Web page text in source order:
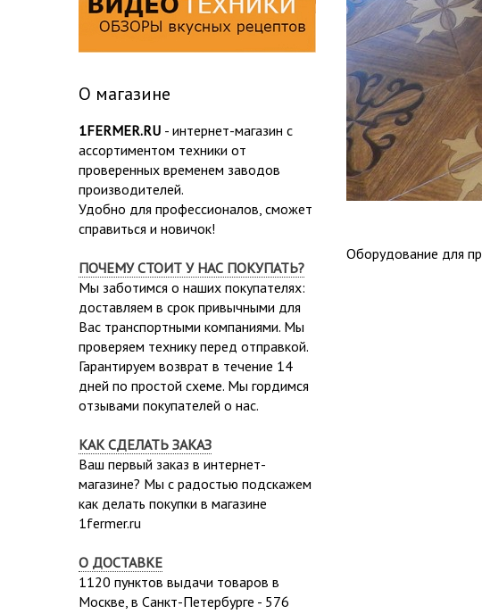
О магазине
1FERMER.RU - интернет-магазин с
ассортиментом техники от
проверенных временем заводов
производителей.
Удобно для профессионалов, сможет
справиться и новичок!
ПОЧЕМУ СТОИТ У НАС ПОКУПАТЬ?
Мы заботимся о наших покупателях:
доставляем в срок привычными для
Вас транспортными компаниями. Мы
проверяем технику перед отправкой.
Гарантируем возврат в течение 14
дней по простой схеме. Мы гордимся
отзывами покупателей о нас.
КАК СДЕЛАТЬ ЗАКАЗ
Ваш первый заказ в интернет-
магазине? Мы с радостью подскажем
как делать покупки в магазине
1fermer.ru
О ДОСТАВКЕ
1120 пунктов выдачи товаров в
Москве, в Санкт-Петербурге - 576
Оборудование для